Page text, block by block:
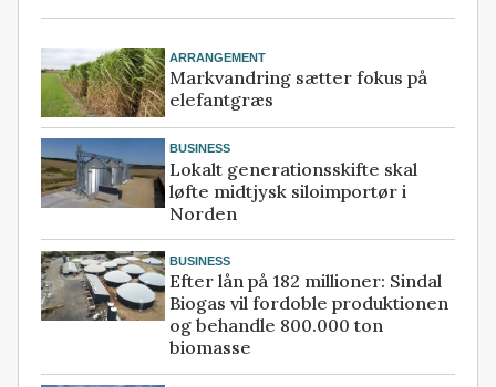
ARRANGEMENT
Markvandring sætter fokus på
elefantgræs
BUSINESS
Lokalt generationsskifte skal
løfte midtjysk siloimportør i
Norden
BUSINESS
Efter lån på 182 millioner: Sindal
Biogas vil fordoble produktionen
og behandle 800.000 ton
biomasse